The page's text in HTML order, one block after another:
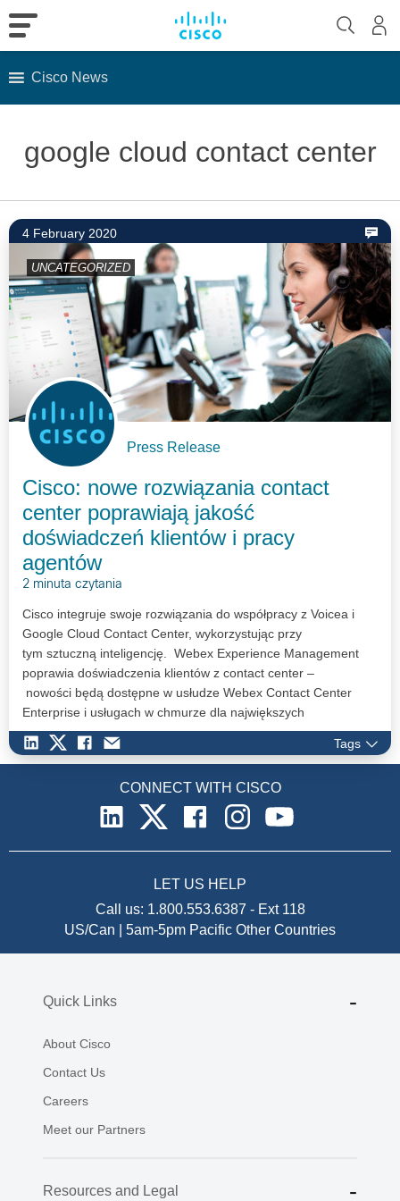
Cisco News
contentgoogle cloud contact center
4 February 2020
UNCATEGORIZED
Press Release
Cisco: nowe rozwiązania contact
center poprawiają jakość
doświadczeń klientów i pracy
agentów
2 minuta czytania
Cisco integruje swoje rozwiązania do współpracy z Voicea i
Google Cloud Contact Center, wykorzystując przy
tym sztuczną inteligencję. Webex Experience Management
poprawia doświadczenia klientów z contact center –
nowości będą dostępne w usłudze Webex Contact Center
Enterprise i usługach w chmurze dla największych
centrów kontaktu.
Tags
CONNECT WITH CISCO
LET US HELP
Call us: 1.800.553.6387 - Ext 118
US/Can | 5am-5pm Pacific Other Countries